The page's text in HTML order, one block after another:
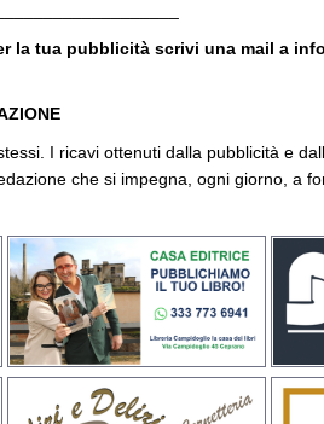
la tua pubblicità scrivi una mail a
I ricavi ottenuti dalla pubblicità e
che si impegna, ogni giorno, a